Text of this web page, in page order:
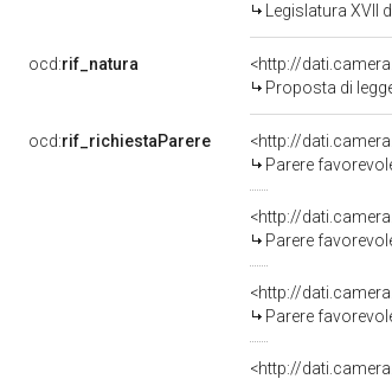
Legislatura
ocd:rif_natura
<http://
Proposta di
ocd:rif_richiestaParere
<http://
Parere
<http://
Parere
<http://
Parere
<http://